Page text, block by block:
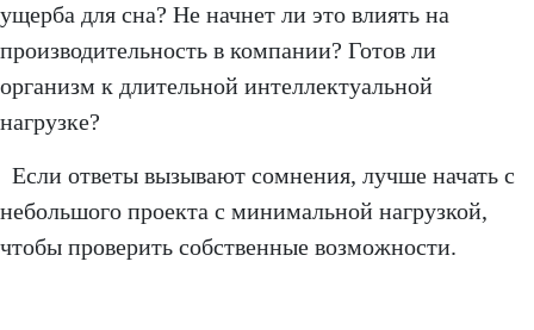
ущерба для сна? Не начнет ли это влиять на
производительность в компании? Готов ли
организм к длительной интеллектуальной
нагрузке?
Если ответы вызывают сомнения, лучше начать с
небольшого проекта с минимальной нагрузкой,
чтобы проверить собственные возможности.